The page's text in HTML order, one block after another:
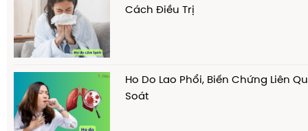
Cách Điều Trị
Ho Do Lao Phổi, Biến Chứng Liên
Soát